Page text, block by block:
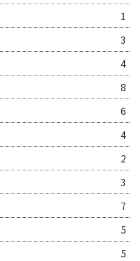
1
3
4
8
6
4
2
3
7
5
5